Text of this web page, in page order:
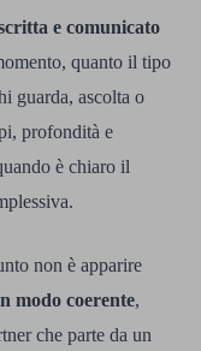
e comunicato
quanto il tipo
guarda, ascolta o
profondità e
è chiaro il
non è apparire
modo coerente,
che parte da un